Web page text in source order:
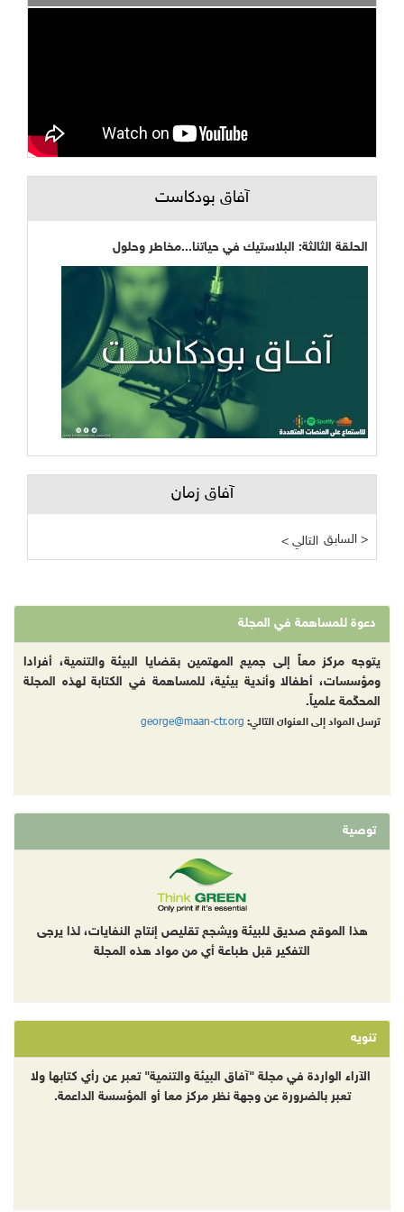
آفاق بودكاست
الحلقة الثالثة: البلاستيك في حياتنا...مخاطر وحلول
آفاق زمان
< التالي السابق >
دعوة للمساهمة في المجلة
يتوجه مركز معاً إلى جميع المهتمين بقضايا البيئة والتنمية، أفرادا
ومؤسسات، أطفالا وأندية بيئية، للمساهمة في الكتابة لهذه المجلة
المحكّمة علمياً.
ترسل المواد إلى العنوان التالي: george@maan-ctr.org
توصية
هذا الموقع صديق للبيئة ويشجع تقليص إنتاج النفايات، لذا يرجى
التفكير قبل طباعة أي من مواد هذه المجلة
تنويه
الآراء الواردة في مجلة "آفاق البيئة والتنمية" تعبر عن رأي كتابها ولا
تعبر بالضرورة عن وجهة نظر مركز معا أو المؤسسة الداعمة.